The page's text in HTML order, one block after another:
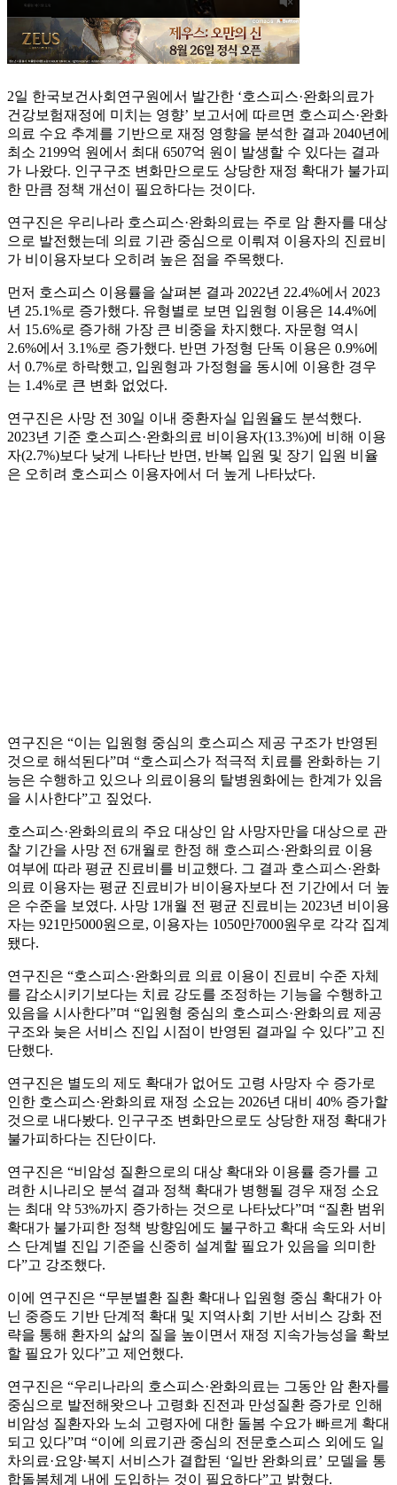
2일 한국보건사회연구원에서 발간한 ‘호스피스·완화의료가
건강보험재정에 미치는 영향’ 보고서에 따르면 호스피스·완화
의료 수요 추계를 기반으로 재정 영향을 분석한 결과 2040년에
최소 2199억 원에서 최대 6507억 원이 발생할 수 있다는 결과
가 나왔다. 인구구조 변화만으로도 상당한 재정 확대가 불가피
한 만큼 정책 개선이 필요하다는 것이다.
연구진은 우리나라 호스피스·완화의료는 주로 암 환자를 대상
으로 발전했는데 의료 기관 중심으로 이뤄져 이용자의 진료비
가 비이용자보다 오히려 높은 점을 주목했다.
먼저 호스피스 이용률을 살펴본 결과 2022년 22.4%에서 2023
년 25.1%로 증가했다. 유형별로 보면 입원형 이용은 14.4%에
서 15.6%로 증가해 가장 큰 비중을 차지했다. 자문형 역시
2.6%에서 3.1%로 증가했다. 반면 가정형 단독 이용은 0.9%에
서 0.7%로 하락했고, 입원형과 가정형을 동시에 이용한 경우
는 1.4%로 큰 변화 없었다.
연구진은 사망 전 30일 이내 중환자실 입원율도 분석했다.
2023년 기준 호스피스·완화의료 비이용자(13.3%)에 비해 이용
자(2.7%)보다 낮게 나타난 반면, 반복 입원 및 장기 입원 비율
은 오히려 호스피스 이용자에서 더 높게 나타났다.
연구진은 “이는 입원형 중심의 호스피스 제공 구조가 반영된
것으로 해석된다”며 “호스피스가 적극적 치료를 완화하는 기
능은 수행하고 있으나 의료이용의 탈병원화에는 한계가 있음
을 시사한다”고 짚었다.
호스피스·완화의료의 주요 대상인 암 사망자만을 대상으로 관
찰 기간을 사망 전 6개월로 한정 해 호스피스·완화의료 이용
여부에 따라 평균 진료비를 비교했다. 그 결과 호스피스·완화
의료 이용자는 평균 진료비가 비이용자보다 전 기간에서 더 높
은 수준을 보였다. 사망 1개월 전 평균 진료비는 2023년 비이용
자는 921만5000원으로, 이용자는 1050만7000원우로 각각 집계
됐다.
연구진은 “호스피스·완화의료 의료 이용이 진료비 수준 자체
를 감소시키기보다는 치료 강도를 조정하는 기능을 수행하고
있음을 시사한다”며 “입원형 중심의 호스피스·완화의료 제공
구조와 늦은 서비스 진입 시점이 반영된 결과일 수 있다”고 진
단했다.
연구진은 별도의 제도 확대가 없어도 고령 사망자 수 증가로
인한 호스피스·완화의료 재정 소요는 2026년 대비 40% 증가할
것으로 내다봤다. 인구구조 변화만으로도 상당한 재정 확대가
불가피하다는 진단이다.
연구진은 “비암성 질환으로의 대상 확대와 이용률 증가를 고
려한 시나리오 분석 결과 정책 확대가 병행될 경우 재정 소요
는 최대 약 53%까지 증가하는 것으로 나타났다”며 “질환 범위
확대가 불가피한 정책 방향임에도 불구하고 확대 속도와 서비
스 단계별 진입 기준을 신중히 설계할 필요가 있음을 의미한
다”고 강조했다.
이에 연구진은 “무분별환 질환 확대나 입원형 중심 확대가 아
닌 중증도 기반 단계적 확대 및 지역사회 기반 서비스 강화 전
략을 통해 환자의 삶의 질을 높이면서 재정 지속가능성을 확보
할 필요가 있다”고 제언했다.
연구진은 “우리나라의 호스피스·완화의료는 그동안 암 환자를
중심으로 발전해왓으나 고령화 진전과 만성질환 증가로 인해
비암성 질환자와 노쇠 고령자에 대한 돌봄 수요가 빠르게 확대
되고 있다”며 “이에 의료기관 중심의 전문호스피스 외에도 일
차의료·요양·복지 서비스가 결합된 ‘일반 완화의료’ 모델을 통
합돌봄체계 내에 도입하는 것이 필요하다”고 밝혔다.